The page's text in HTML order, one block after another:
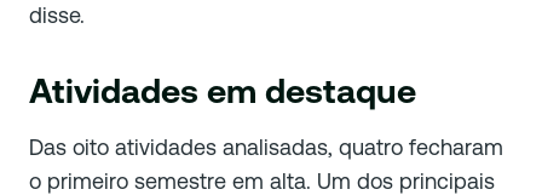
disse.
Atividades em destaque
Das oito atividades analisadas, quatro fecharam
o primeiro semestre em alta. Um dos principais